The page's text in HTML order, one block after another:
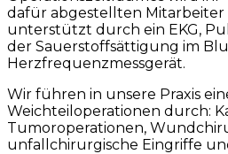
dafür abgestellten
unterstützt durch ein EKG,
der Sauerstoffsättigung im
Herzfrequenzmessgerät.
Wir führen in unsere Praxis
Weichteiloperationen durch:
Tumoroperationen,
unfallchirurgische Eingriffe